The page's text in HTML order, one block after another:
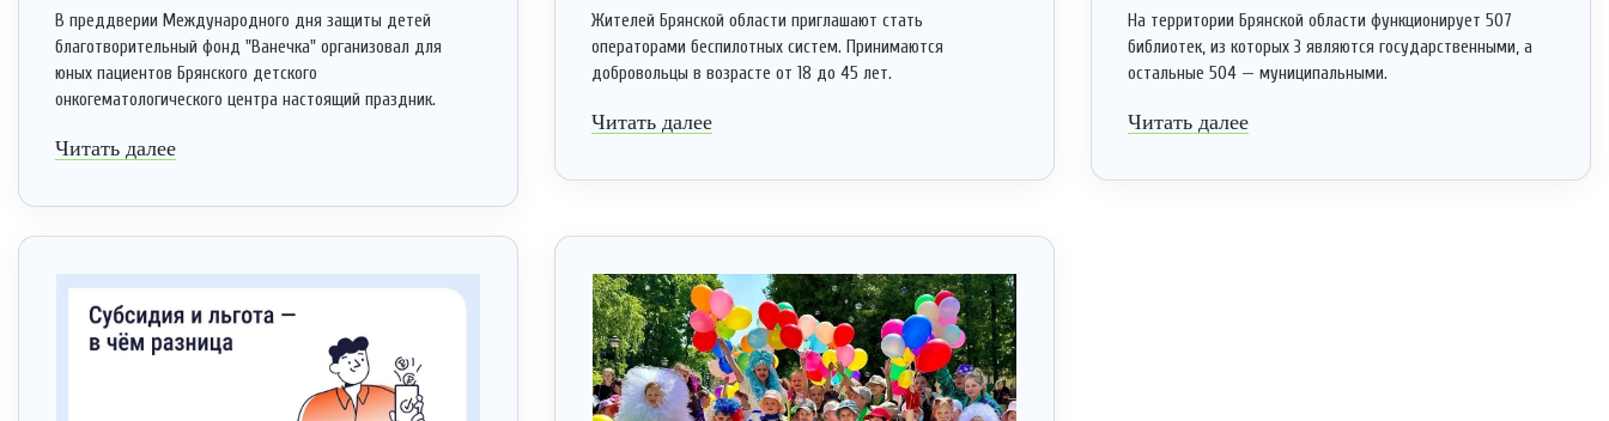
В преддверии Международного дня защиты детей
благотворительный фонд "Ванечка" организовал для
юных пациентов Брянского детского
онкогематологического центра настоящий праздник.
Читать далее
Жителей Брянской области приглашают стать
операторами беспилотных систем. Принимаются
добровольцы в возрасте от 18 до 45 лет.
Читать далее
На территории Брянской области функционирует 507
библиотек, из которых 3 являются государственными, а
остальные 504 — муниципальными.
Читать далее